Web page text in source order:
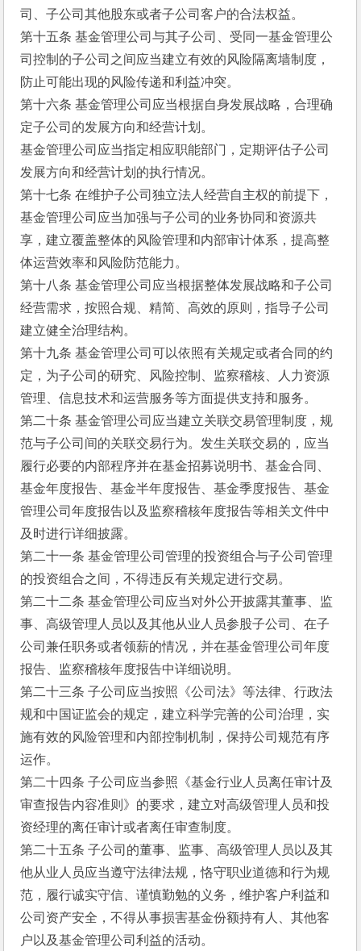
司、子公司其他股东或者子公司客户的合法权益。
第十五条 基金管理公司与其子公司、受同一基金管理公
司控制的子公司之间应当建立有效的风险隔离墙制度，
防止可能出现的风险传递和利益冲突。
第十六条 基金管理公司应当根据自身发展战略，合理确
定子公司的发展方向和经营计划。
基金管理公司应当指定相应职能部门，定期评估子公司
发展方向和经营计划的执行情况。
第十七条 在维护子公司独立法人经营自主权的前提下，
基金管理公司应当加强与子公司的业务协同和资源共
享，建立覆盖整体的风险管理和内部审计体系，提高整
体运营效率和风险防范能力。
第十八条 基金管理公司应当根据整体发展战略和子公司
经营需求，按照合规、精简、高效的原则，指导子公司
建立健全治理结构。
第十九条 基金管理公司可以依照有关规定或者合同的约
定，为子公司的研究、风险控制、监察稽核、人力资源
管理、信息技术和运营服务等方面提供支持和服务。
第二十条 基金管理公司应当建立关联交易管理制度，规
范与子公司间的关联交易行为。发生关联交易的，应当
履行必要的内部程序并在基金招募说明书、基金合同、
基金年度报告、基金半年度报告、基金季度报告、基金
管理公司年度报告以及监察稽核年度报告等相关文件中
及时进行详细披露。
第二十一条 基金管理公司管理的投资组合与子公司管理
的投资组合之间，不得违反有关规定进行交易。
第二十二条 基金管理公司应当对外公开披露其董事、监
事、高级管理人员以及其他从业人员参股子公司、在子
公司兼任职务或者领薪的情况，并在基金管理公司年度
报告、监察稽核年度报告中详细说明。
第二十三条 子公司应当按照《公司法》等法律、行政法
规和中国证监会的规定，建立科学完善的公司治理，实
施有效的风险管理和内部控制机制，保持公司规范有序
运作。
第二十四条 子公司应当参照《基金行业人员离任审计及
审查报告内容准则》的要求，建立对高级管理人员和投
资经理的离任审计或者离任审查制度。
第二十五条 子公司的董事、监事、高级管理人员以及其
他从业人员应当遵守法律法规，恪守职业道德和行为规
范，履行诚实守信、谨慎勤勉的义务，维护客户利益和
公司资产安全，不得从事损害基金份额持有人、其他客
户以及基金管理公司利益的活动。